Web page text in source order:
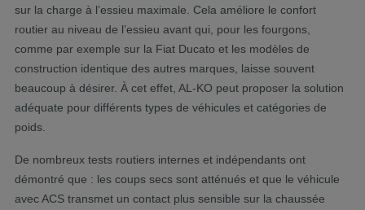
sur la charge à l’essieu maximale. Cela améliore le confort
routier au niveau de l’essieu avant qui, pour les fourgons,
comme par exemple sur la Fiat Ducato et les modèles de
construction identique des autres marques, laisse souvent
beaucoup à désirer. À cet effet, AL-KO peut proposer la solution
adéquate pour différents types de véhicules et catégories de
poids.
De nombreux tests routiers internes et indépendants ont
démontré que : les coups secs sont atténués et que le véhicule
avec ACS transmet un contact plus sensible sur la chaussée